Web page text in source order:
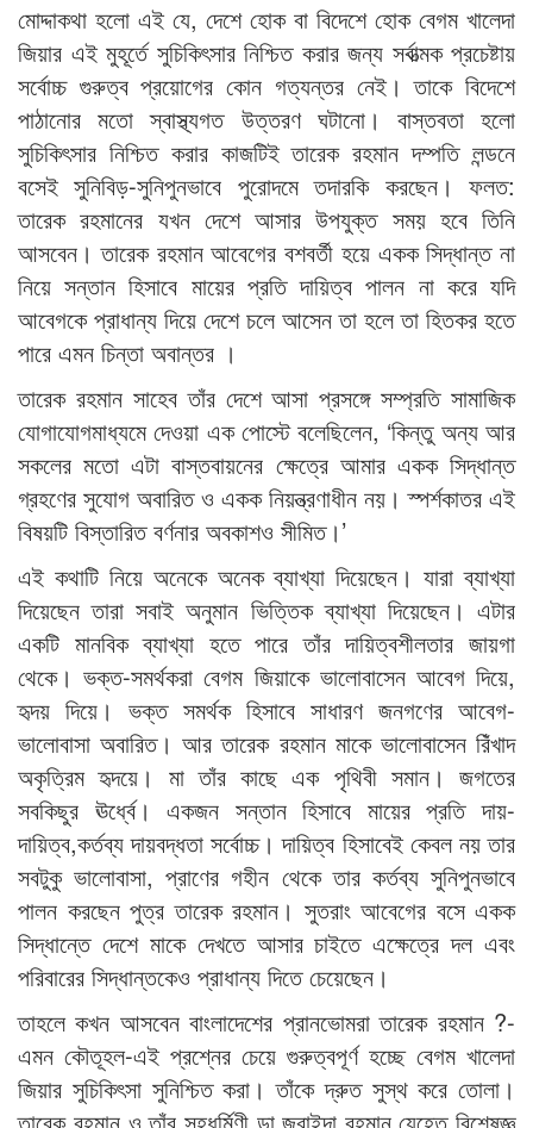
মোদ্দাকথা হলো এই যে, দেশে হোক বা বিদেশে হোক বেগম খালেদা
জিয়ার এই মুহূর্তে সুচিকিৎসার নিশ্চিত করার জন্য সর্বাত্মক প্রচেষ্টায়
সর্বোচ্চ গুরুত্ব প্রয়োগের কোন গত্যন্তর নেই। তাকে বিদেশে
পাঠানোর মতো স্বাস্থ্যগত উত্তরণ ঘটানো। বাস্তবতা হলো
সুচিকিৎসার নিশ্চিত করার কাজটিই তারেক রহমান দম্পতি লন্ডনে
বসেই সুনিবিড়-সুনিপুনভাবে পুরোদমে তদারকি করছেন। ফলত:
তারেক রহমানের যখন দেশে আসার উপযুক্ত সময় হবে তিনি
আসবেন। তারেক রহমান আবেগের বশবর্তী হয়ে একক সিদ্ধান্ত না
নিয়ে সন্তান হিসাবে মায়ের প্রতি দায়িত্ব পালন না করে যদি
আবেগকে প্রাধান্য দিয়ে দেশে চলে আসেন তা হলে তা হিতকর হতে
পারে এমন চিন্তা অবান্তর ।
তারেক রহমান সাহেব তাঁর দেশে আসা প্রসঙ্গে সম্প্রতি সামাজিক
যোগাযোগমাধ্যমে দেওয়া এক পোস্টে বলেছিলেন, ‘কিন্তু অন্য আর
সকলের মতো এটা বাস্তবায়নের ক্ষেত্রে আমার একক সিদ্ধান্ত
গ্রহণের সুযোগ অবারিত ও একক নিয়ন্ত্রণাধীন নয়। স্পর্শকাতর এই
বিষয়টি বিস্তারিত বর্ণনার অবকাশও সীমিত।’
এই কথাটি নিয়ে অনেকে অনেক ব্যাখ্যা দিয়েছেন। যারা ব্যাখ্যা
দিয়েছেন তারা সবাই অনুমান ভিত্তিক ব্যাখ্যা দিয়েছেন। এটার
একটি মানবিক ব্যাখ্যা হতে পারে তাঁর দায়িত্বশীলতার জায়গা
থেকে। ভক্ত-সমর্থকরা বেগম জিয়াকে ভালোবাসেন আবেগ দিয়ে,
হৃদয় দিয়ে। ভক্ত সমর্থক হিসাবে সাধারণ জনগণের আবেগ-
ভালোবাসা অবারিত। আর তারেক রহমান মাকে ভালোবাসেন রিঁখাদ
অকৃত্রিম হৃদয়ে। মা তাঁর কাছে এক পৃথিবী সমান। জগতের
সবকিছুর ঊর্ধ্বে। একজন সন্তান হিসাবে মায়ের প্রতি দায়-
দায়িত্ব,কর্তব্য দায়বদ্ধতা সর্বোচ্চ। দায়িত্ব হিসাবেই কেবল নয় তার
সবটুকু ভালোবাসা, প্রাণের গহীন থেকে তার কর্তব্য সুনিপুনভাবে
পালন করছেন পুত্র তারেক রহমান। সুতরাং আবেগের বসে একক
সিদ্ধান্তে দেশে মাকে দেখতে আসার চাইতে এক্ষেত্রে দল এবং
পরিবারের সিদ্ধান্তকেও প্রাধান্য দিতে চেয়েছেন।
তাহলে কখন আসবেন বাংলাদেশের প্রানভোমরা তারেক রহমান ?-
এমন কৌতূহল-এই প্রশ্নের চেয়ে গুরুত্বপূর্ণ হচ্ছে বেগম খালেদা
জিয়ার সুচিকিৎসা সুনিশ্চিত করা। তাঁকে দ্রুত সুস্থ করে তোলা।